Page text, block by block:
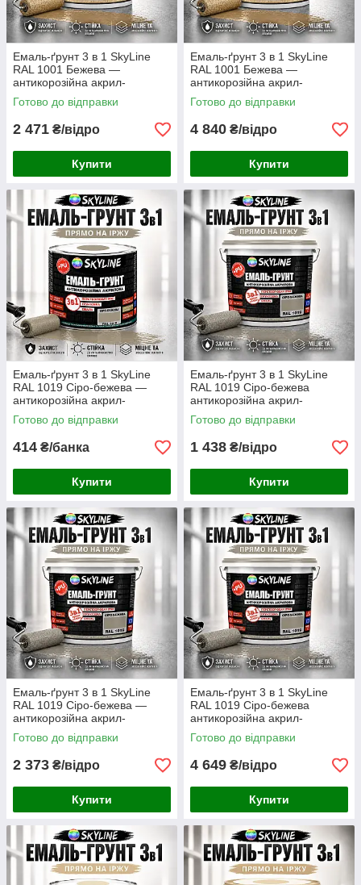
Емаль-ґрунт 3 в 1 SkyLine
RAL 1001 Бежева —
антикорозійна акрил-
поліуретанова матова фарба
по металу та іржі без запаху,
Готово до відправки
2 471 ₴/відро
Купити
Емаль-ґрунт 3 в 1 SkyLine
RAL 1001 Бежева —
антикорозійна акрил-
поліуретанова матова фарба
по металу та іржі без запаху,
Готово до відправки
4 840 ₴/відро
Купити
Емаль-ґрунт 3 в 1 SkyLine
RAL 1019 Сіро-бежева —
антикорозійна акрил-
поліуретанова фарба по
металу без запаху, 0.9 кг
Готово до відправки
414 ₴/банка
Купити
Емаль-ґрунт 3 в 1 SkyLine
RAL 1019 Сіро-бежева
антикорозійна акрил-
поліуретанова матова фарба
по металу та іржі без запаху
Готово до відправки
1 438 ₴/відро
Купити
Емаль-ґрунт 3 в 1 SkyLine
RAL 1019 Сіро-бежева —
антикорозійна акрил-
поліуретанова матова фарба
по металу та іржі без запаху,
Готово до відправки
2 373 ₴/відро
Купити
Емаль-ґрунт 3 в 1 SkyLine
RAL 1019 Сіро-бежева
антикорозійна акрил-
поліуретанова матова фарба
по металу та іржі без запаху,
Готово до відправки
4 649 ₴/відро
Купити